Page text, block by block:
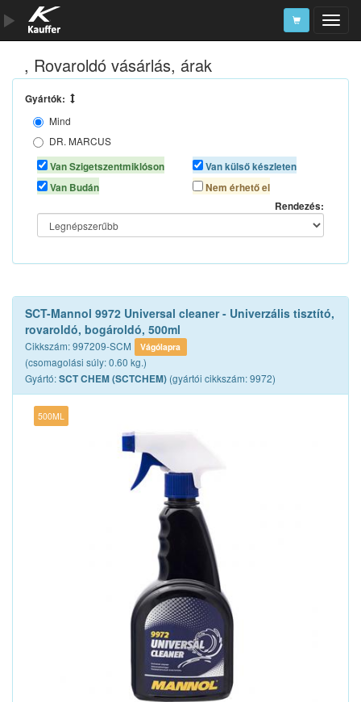
Szerszámkatalógus
Kosár
Alkatrészek
, Rovaroldó vásárlás, árak
Gyártók:
Mind
DR. MARCUS
JÁSZ PLASZTIK
K2
SCT CHEM
SONAX
TURTLE WAX
Van Szigetszentmiklóson
Van Budán
Van külső készleten
Nem érhető el
Rendezés:
SCT-Mannol 9972 Universal cleaner - Univerzális tisztító,
rovaroldó, bogároldó, 500ml
Cikkszám: 997209-SCM Vágólapra
(csomagolási súly: 0.60 kg.)
Gyártó:SCT CHEM (SCTCHEM) (gyártói cikkszám: 9972)
500ML